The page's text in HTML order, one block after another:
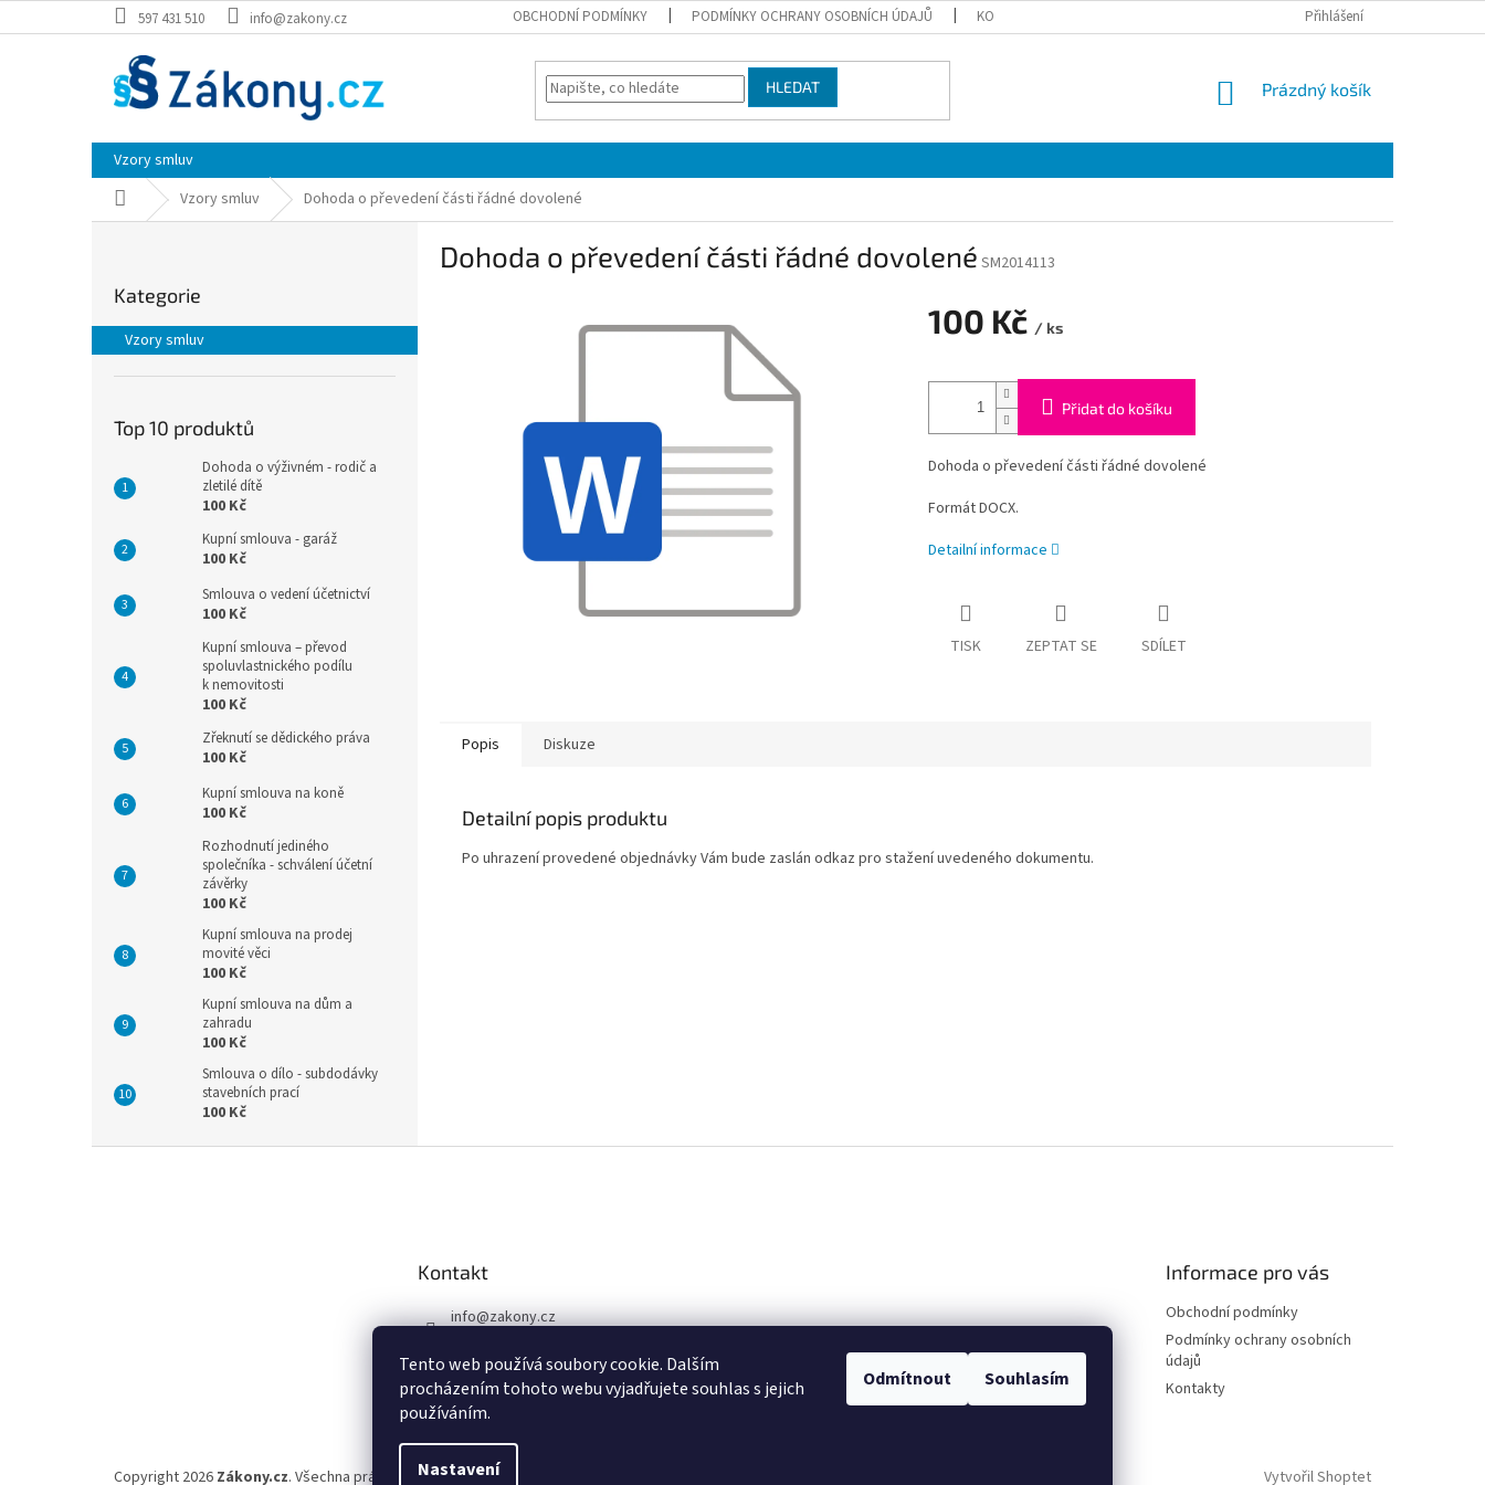
Tento web používá soubory cookie. Dalším
procházením tohoto webu vyjadřujete souhlas s jejich
používáním.
Nastavení
Odmítnout Souhlasím
na
597 431 510 info@zakony.cz OBCHODNÍ PODMÍNKY PODMÍNKY OCHRANY OSOBNÍCH ÚDAJŮ KONTAKTY Přihlášení
HLEDAT
NÁKUPNÍ
Prázdný košík
Vzory smluv
Domů Vzory smluv Dohoda o převedení části řádné dovolené
r
a
kategorie
Kategorie
Vzory smluv
Top 10 produktů
Dohoda o výživném - rodič a
zletilé dítě
100 Kč
Kupní smlouva - garáž
100 Kč
Smlouva o vedení účetnictví
100 Kč
Kupní smlouva – převod
spoluvlastnického podílu
k nemovitosti
100 Kč
Zřeknutí se dědického práva
100 Kč
Kupní smlouva na koně
100 Kč
Rozhodnutí jediného
společníka - schválení účetní
závěrky
100 Kč
Kupní smlouva na prodej
movité věci
100 Kč
Kupní smlouva na dům a
zahradu
100 Kč
Smlouva o dílo - subdodávky
stavebních prací
100 Kč
Dohoda o převedení části řádné dovolené SM2014113
100 Kč / ks
cena:
Přidat do košíku
Dohoda o převedení části řádné dovolené
Formát DOCX.
Detailní informace
TISK ZEPTAT SE SDÍLET
Popis Diskuze
Detailní popis produktu
Po uhrazení provedené objednávky Vám bude zaslán odkaz pro stažení uvedeného dokumentu.
Kontakt
info@zakony.cz
Informace pro vás
Obchodní podmínky
Podmínky ochrany osobních
údajů
Kontakty
Vytvořil Shoptet
Copyright 2026 Zákony.cz. Všechna práva vyhrazena.